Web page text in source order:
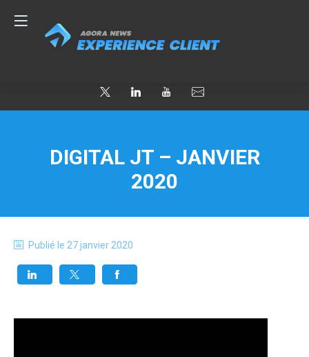
DIGITAL JT – JANVIER
2020
Publié le 27 janvier 2020